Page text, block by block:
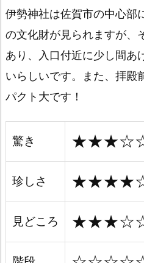
伊勢神社は佐賀市の中心部
の文化財が見られますが、
あり、入口付近に少し間あ
いらしいです。また、拝殿
パクト大です！
驚き
珍しさ
見どころ